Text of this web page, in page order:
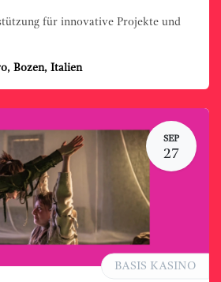
für innovative Projekte und
, Bozen, Italien
SEP
27
BASIS KASINO